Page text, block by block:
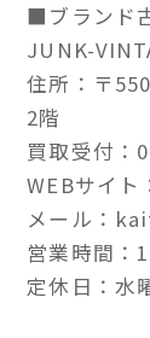
■ブランド
JUNK-
住所：〒
2階
買取受付：
WEBサイト
メール：
営業時間：
定休日：水